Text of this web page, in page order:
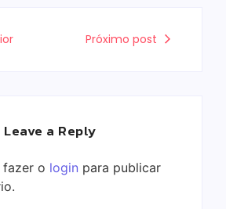
Próximo post
Leave a Reply
fazer o login para publicar